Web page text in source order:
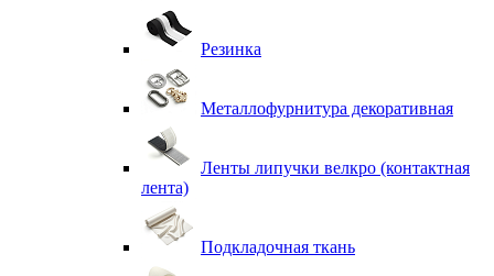
Резинка
Металлофурнитура декоративная
Ленты липучки велкро (контактная
лента)
Подкладочная ткань